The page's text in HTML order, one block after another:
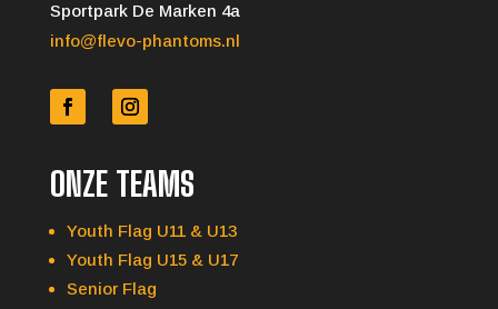
Sportpark De Marken 4a
info@flevo-phantoms.nl
ONZE TEAMS
Youth Flag U11 & U13
Youth Flag U15 & U17
Senior Flag